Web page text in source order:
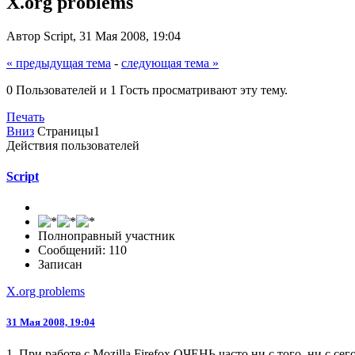
Автор Script, 31 Мая 2008, 19:04
« предыдущая тема - следующая тема »
0 Пользователей и 1 Гость просматривают эту тему.
Печать
Вниз Страницы1
Действия пользователей
Script
Полноправный участник
Сообщений: 110
Записан
X.org problems
31 Мая 2008, 19:04